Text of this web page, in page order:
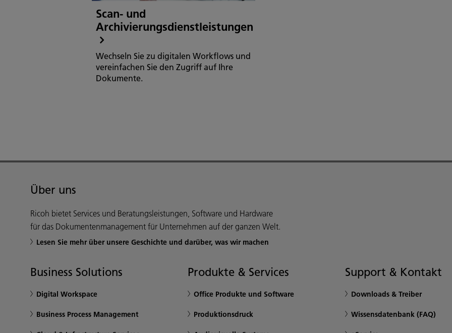
Scan- und
Archivierungsdienstleistungen
Wechseln Sie zu digitalen Workflows und
vereinfachen Sie den Zugriff auf Ihre
Dokumente.
Über uns
Ricoh bietet Services und Beratungsleistungen, Software und Hardware
für das Dokumentenmanagement für Unternehmen auf der ganzen Welt.
Lesen Sie mehr über unsere Geschichte und darüber, was wir machen
Business Solutions
Digital Workspace
Business Process Management
Produkte & Services
Office Produkte und Software
Produktionsdruck
Support & Kontakt
Downloads & Treiber
Wissensdatenbank (FAQ)